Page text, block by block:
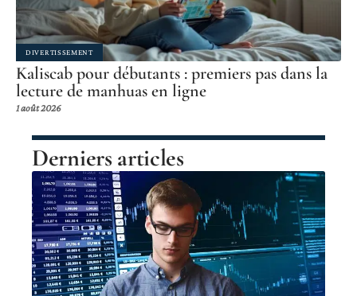
DIVERTISSEMENT
Kaliscab pour débutants : premiers pas dans la
lecture de manhuas en ligne
1 août 2026
Derniers articles